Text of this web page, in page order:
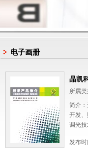
电子画册
晶凯
所属
简介
开发
调光
发布